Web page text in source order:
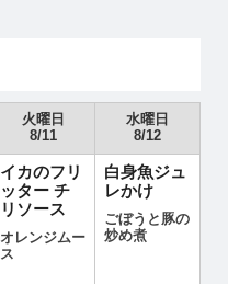
火曜日
8/11
水曜日
8/12
イカのフリ
ッター チ
リソース
オレンジムー
ス
白身魚ジュ
レかけ
ごぼうと豚の
炒め煮